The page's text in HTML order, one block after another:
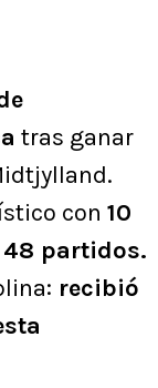
tras ganar
con 10
partidos.
recibió